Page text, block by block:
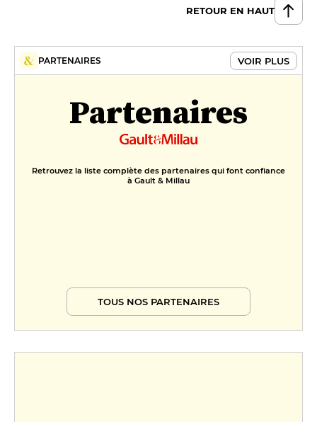
RETOUR EN HAUT
PARTENAIRES VOIR PLUS
Partenaires
Retrouvez la liste complète des partenaires qui font confiance
à Gault & Millau
TOUS NOS PARTENAIRES